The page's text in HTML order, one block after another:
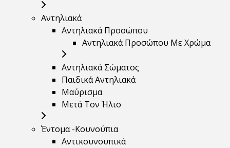
Αντηλιακά
Αντηλιακά Προσώπου
Αντηλιακά Προσώπου Με Χρώμα
Αντηλιακά Σώματος
Παιδικά Αντηλιακά
Μαύρισμα
Mετά Τον Ήλιο
Έντομα -Κουνούπια
Αντικουνουπικά